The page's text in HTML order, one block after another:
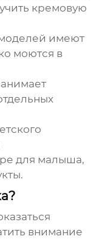
кремовую
имеют
моются в
для малыша,
внимание